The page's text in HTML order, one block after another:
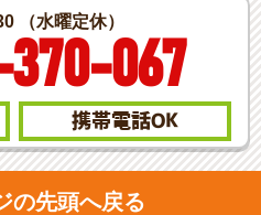
（水曜定休）
370-067
携帯電話OK
の先頭へ戻る